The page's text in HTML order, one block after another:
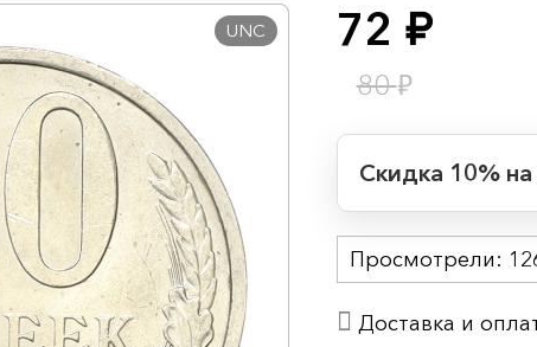
UNC 72 руб.
80₽
Скидка 10%
Начало:
Окончание:
Просмотрели:
Доставка и